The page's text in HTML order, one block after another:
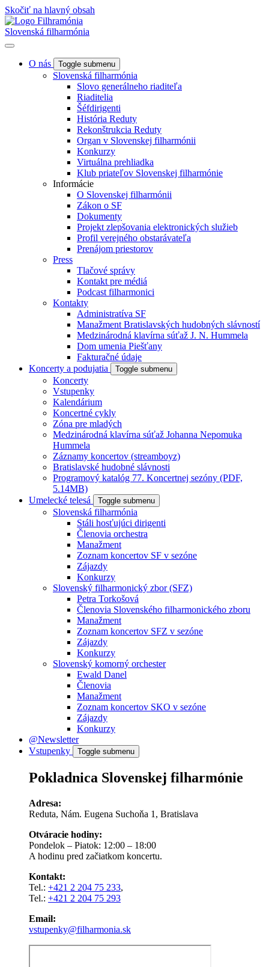
Skočiť na hlavný obsah
Slovenská filharmónia
O nás Toggle submenu
Slovenská filharmónia
Slovo generálneho riaditeľa
Riaditelia
Šéfdirigenti
História Reduty
Rekonštrukcia Reduty
Organ v Slovenskej filharmónii
Konkurzy
Virtuálna prehliadka
Klub priateľov Slovenskej filharmónie
Informácie
O Slovenskej filharmónii
Zákon o SF
Dokumenty
Projekt zlepšovania elektronických služieb
Profil verejného obstarávateľa
Prenájom priestorov
Press
Tlačové správy
Kontakt pre médiá
Podcast filharmonici
Kontakty
Administratíva SF
Manažment Bratislavských hudobných slávností
Medzinárodná klavírna súťaž J. N. Hummela
Dom umenia Piešťany
Fakturačné údaje
Koncerty a podujatia
Toggle submenu
Koncerty
Vstupenky
Kalendárium
Koncertné cykly
Zóna pre mladých
Medzinárodná klavírna súťaž Johanna Nepomuka
Hummela
Záznamy koncertov (streamboyz)
Bratislavské hudobné slávnosti
Programový katalóg 77. Koncertnej sezóny (PDF,
5.14MB)
Umelecké telesá
Toggle submenu
Slovenská filharmónia
Stáli hosťujúci dirigenti
Členovia orchestra
Manažment
Zoznam koncertov SF v sezóne
Zájazdy
Konkurzy
Slovenský filharmonický zbor (SFZ)
Petra Torkošová
Členovia Slovenského filharmonického zboru
Manažment
Zoznam koncertov SFZ v sezóne
Zájazdy
Konkurzy
Slovenský komorný orchester
Ewald Danel
Členovia
Manažment
Zoznam koncertov SKO v sezóne
Zájazdy
Konkurzy
@Newsletter
Vstupenky
Toggle submenu
Pokladnica Slovenskej filharmónie
Adresa:
Reduta, Nám. Eugena Suchoňa 1, Bratislava
Otváracie hodiny:
Pondelok – Piatok: 12:00 – 18:00
A hodinu pred začiatkom koncertu.
Kontakt:
Tel.: +421 2 204 75 233,
Tel.: +421 2 204 75 293
Email:
vstupenky@filharmonia.sk